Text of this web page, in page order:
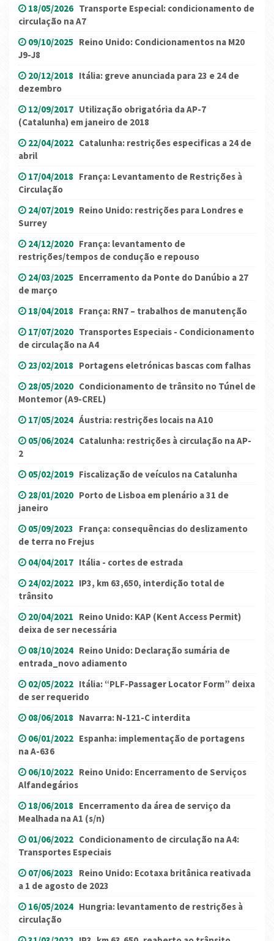
18/05/2026 Transporte Especial: condicionamento de
circulação na A7
09/10/2025 Reino Unido: Condicionamentos na M20
J9-J8
20/12/2018 Itália: greve anunciada para 23 e 24 de
dezembro
12/09/2017 Utilização obrigatória da AP-7
(Catalunha) em janeiro de 2018
22/04/2022 Catalunha: restrições especificas a 24 de
abril
17/04/2018 França: Levantamento de Restrições à
Circulação
24/07/2019 Reino Unido: restrições para Londres e
Surrey
24/12/2020 França: levantamento de
restrições/tempos de condução e repouso
24/03/2025 Encerramento da Ponte do Danúbio a 27
de março
18/04/2018 França: RN7 – trabalhos de manutenção
17/07/2020 Transportes Especiais - Condicionamento
de circulação na A4
23/02/2018 Portagens eletrónicas bascas com falhas
28/05/2020 Condicionamento de trânsito no Túnel de
Montemor (A9-CREL)
17/05/2024 Áustria: restrições locais na A10
05/06/2024 Catalunha: restrições à circulação na AP-
2
05/02/2019 Fiscalização de veículos na Catalunha
28/01/2020 Porto de Lisboa em plenário a 31 de
janeiro
05/09/2023 França: consequências do deslizamento
de terra no Frejus
04/04/2017 Itália - cortes de estrada
24/02/2022 IP3, km 63,650, interdição total de
trânsito
20/04/2021 Reino Unido: KAP (Kent Access Permit)
deixa de ser necessária
08/10/2024 Reino Unido: Declaração sumária de
entrada_novo adiamento
02/05/2022 Itália: “PLF-Passager Locator Form” deixa
de ser requerido
08/06/2018 Navarra: N-121-C interdita
06/01/2022 Espanha: implementação de portagens
na A-636
06/10/2022 Reino Unido: Encerramento de Serviços
Alfandegários
18/06/2018 Encerramento da área de serviço da
Mealhada na A1 (s/n)
01/06/2022 Condicionamento de circulação na A4:
Transportes Especiais
07/06/2023 Reino Unido: Ecotaxa britânica reativada
a 1 de agosto de 2023
16/05/2024 Hungria: levantamento de restrições à
circulação